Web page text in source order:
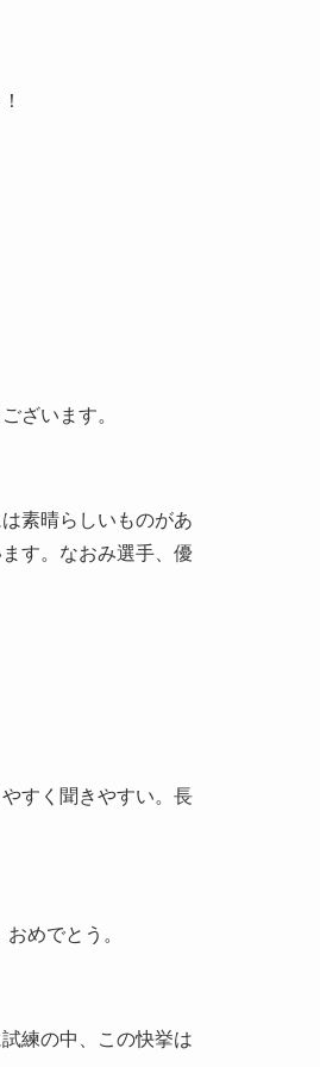
ざいます。
素晴らしいものがあ
す。なおみ選手、優
すく聞きやすい。長
めでとう。
練の中、この快挙は